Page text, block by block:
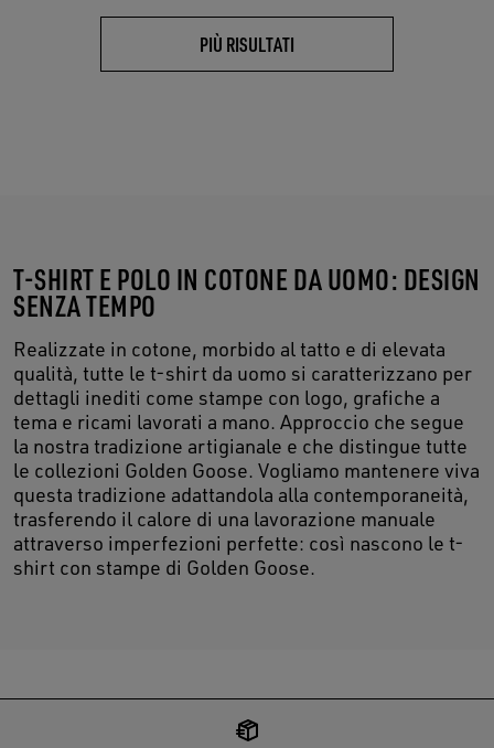
PIÙ RISULTATI
T-SHIRT E POLO IN COTONE DA UOMO: DESIGN
SENZA TEMPO
Realizzate in cotone, morbido al tatto e di elevata
qualità, tutte le t-shirt da uomo si caratterizzano per
dettagli inediti come stampe con logo, grafiche a
tema e ricami lavorati a mano. Approccio che segue
la nostra tradizione artigianale e che distingue tutte
le collezioni Golden Goose. Vogliamo mantenere viva
questa tradizione adattandola alla contemporaneità,
trasferendo il calore di una lavorazione manuale
attraverso imperfezioni perfette: così nascono le t-
shirt con stampe di Golden Goose.